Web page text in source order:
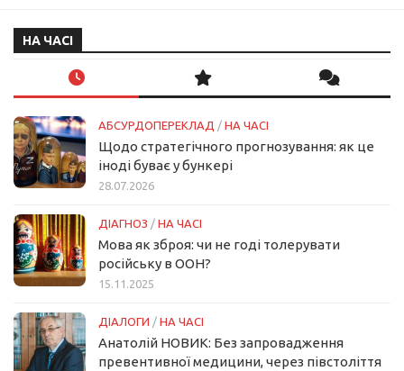
НА ЧАСІ
АБСУРДОПЕРЕКЛАД / НА ЧАСІ
Щодо стратегічного прогнозування: як це
іноді буває у бункері
28.07.2026
ДІАГНОЗ / НА ЧАСІ
Мова як зброя: чи не годі толерувати
російську в ООН?
15.11.2025
ДІАЛОГИ / НА ЧАСІ
Анатолій НОВИК: Без запровадження
превентивної медицини, через півстоліття